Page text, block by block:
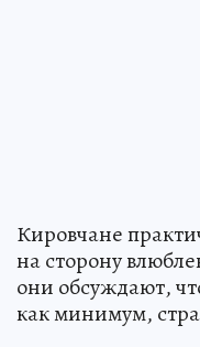
Кировчане
на сторону
они обсуждают,
как минимум,